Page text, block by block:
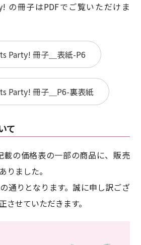
の冊子はPDFでご覧いただけま
Party! 冊子＿表紙-P6
Party! 冊子＿P6-裏表紙
て
の価格表の一部の商品に、販売
りました。
通りとなります。誠に申し訳ござ
させていただきます。